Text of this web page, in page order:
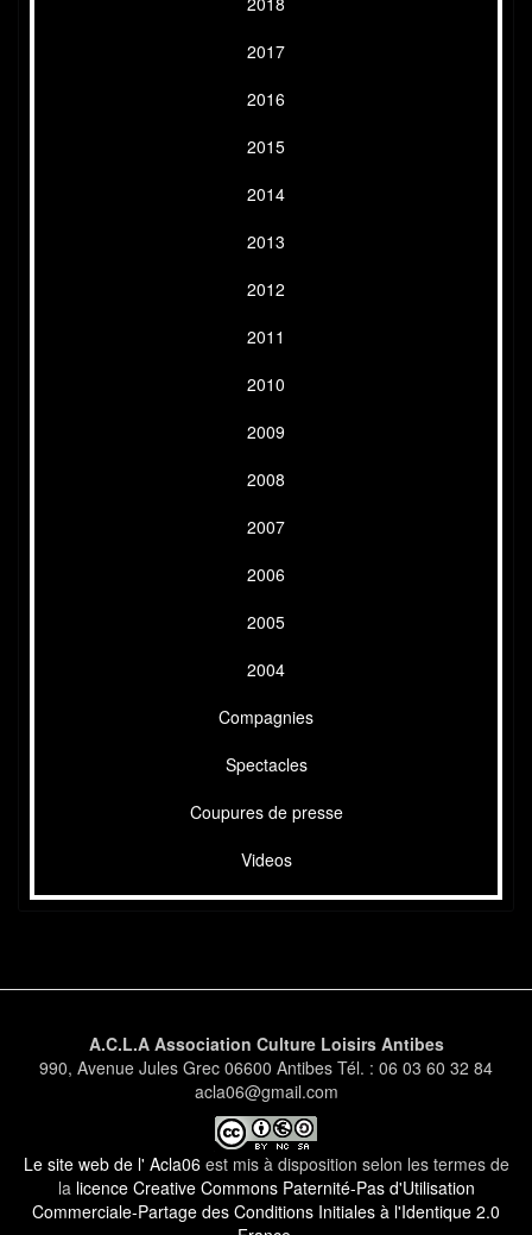
2017
2016
2015
2014
2013
2012
2011
2010
2009
2008
2007
2006
2005
2004
Compagnies
Spectacles
Coupures de presse
Videos
A.C.L.A Association Culture Loisirs Antibes
990, Avenue Jules Grec 06600 Antibes Tél. : 06 03 60 32 84
acla06@gmail.com
Le site web de l' Acla06est mis à disposition selon les termes de
la licence Creative Commons Paternité-Pas d'Utilisation
Commerciale-Partage des Conditions Initiales à l'Identique 2.0